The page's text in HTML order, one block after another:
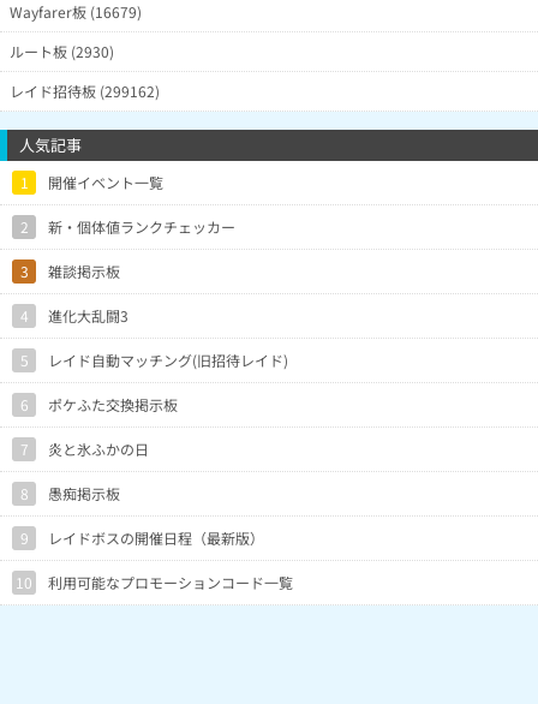
Wayfarer板 (16679)
ルート板 (2930)
レイド招待板 (299162)
人気記事
1 開催イベント一覧
2 新・個体値ランクチェッカー
3 雑談掲示板
4 進化大乱闘3
5 レイド自動マッチング(旧招待レイド)
6 ポケふた交換掲示板
7 炎と氷ふかの日
8 愚痴掲示板
9 レイドボスの開催日程（最新版）
10 利用可能なプロモーションコード一覧